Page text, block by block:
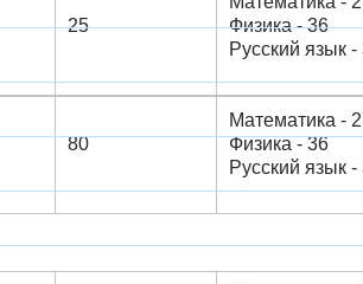
25
Физика - 36
Русский язык -
80
Математика -
Физика - 36
Русский язык -